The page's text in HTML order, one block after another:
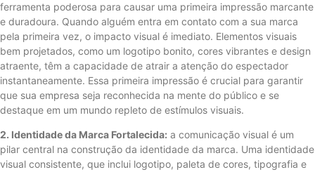
ferramenta poderosa para causar uma primeira impressão marcante
e duradoura. Quando alguém entra em contato com a sua marca
pela primeira vez, o impacto visual é imediato. Elementos visuais
bem projetados, como um logotipo bonito, cores vibrantes e design
atraente, têm a capacidade de atrair a atenção do espectador
instantaneamente. Essa primeira impressão é crucial para garantir
que sua empresa seja reconhecida na mente do público e se
destaque em um mundo repleto de estímulos visuais.
2. Identidade da Marca Fortalecida: a comunicação visual é um
pilar central na construção da identidade da marca. Uma identidade
visual consistente, que inclui logotipo, paleta de cores, tipografia e